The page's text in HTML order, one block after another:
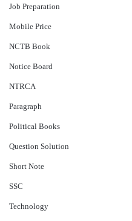
Job Preparation
Mobile Price
NCTB Book
Notice Board
NTRCA
Paragraph
Political Books
Question Solution
Short Note
‍SSC
Technology